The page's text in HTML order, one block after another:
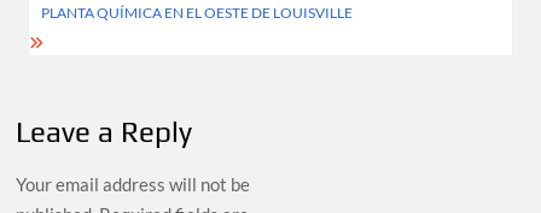
PLANTA QUÍMICA EN EL OESTE DE LOUISVILLE
Leave a Reply
Your email address will not be